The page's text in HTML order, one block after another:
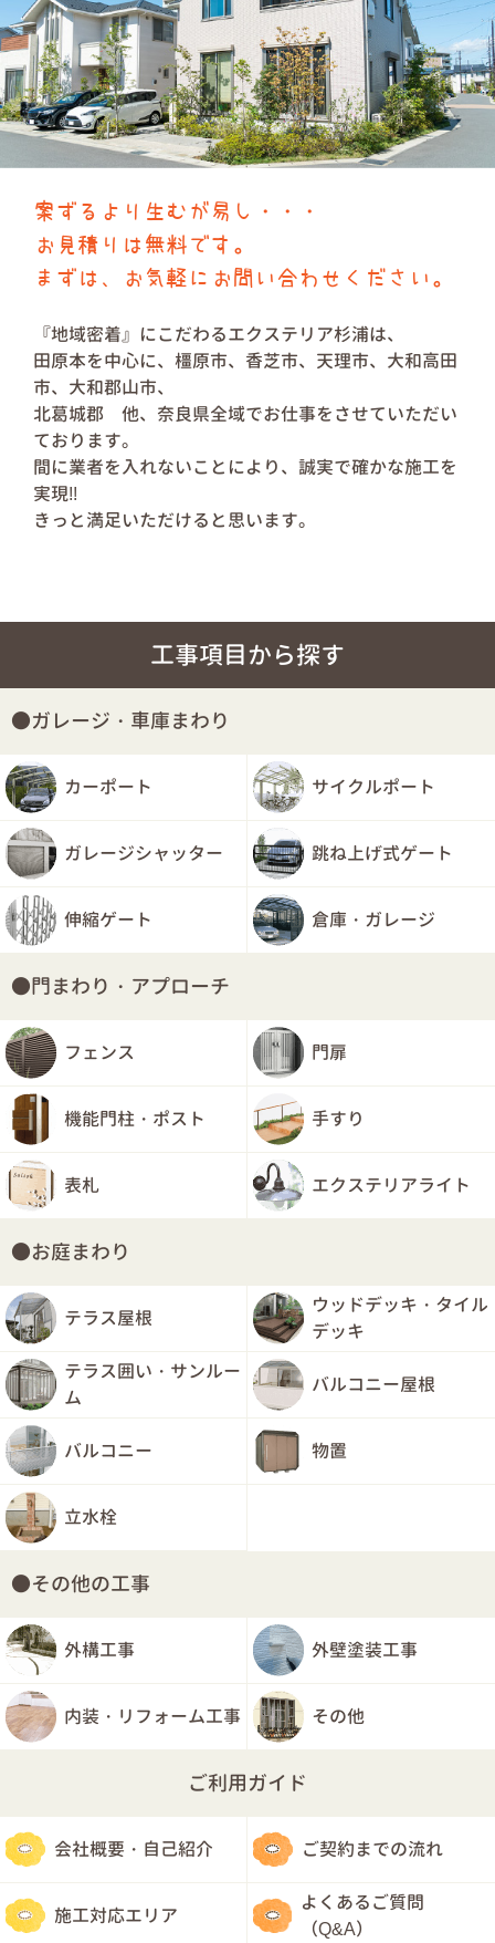
案ずるより生むが易し・・・
お見積りは無料です。
まずは、お気軽にお問い合わせください。
『地域密着』にこだわるエクステリア杉浦は、
田原本を中心に、橿原市、香芝市、天理市、大和高田
市、大和郡山市、
北葛城郡 他、奈良県全域でお仕事をさせていただい
ております。
間に業者を入れないことにより、誠実で確かな施工を
実現!!
きっと満足いただけると思います。
工事項目から探す
ガレージ・車庫まわり
カーポート サイクルポート
ガレージシャッター 跳ね上げ式ゲート
伸縮ゲート 倉庫・ガレージ
門まわり・アプローチ
フェンス 門扉
機能門柱・ポスト 手すり
表札 エクステリアライト
お庭まわり
テラス屋根
ウッドデッキ・タイル
デッキ
テラス囲い・サンルー
ム
バルコニー屋根
バルコニー 物置
立水栓
その他の工事
外構工事 外壁塗装工事
内装・リフォーム工事 その他
ご利用ガイド
会社概要・自己紹介 ご契約までの流れ
施工対応エリア
よくあるご質問
（Q&A）